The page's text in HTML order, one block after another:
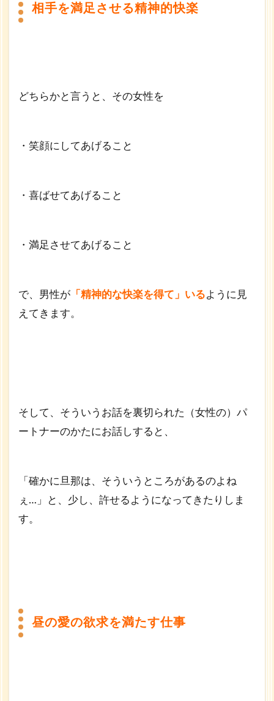
相手を満足させる精神的快楽
どちらかと言うと、その女性を
・笑顔にしてあげること
・喜ばせてあげること
・満足させてあげること
で、男性が 「精神的な快楽を得て」いるように見
えてきます。
そして、そういうお話を裏切られた（女性の）パ
ートナーのかたにお話しすると、
「確かに旦那は、そういうところがあるのよね
ぇ…」と、少し、許せるようになってきたりしま
す。
昼の愛の欲求を満たす仕事